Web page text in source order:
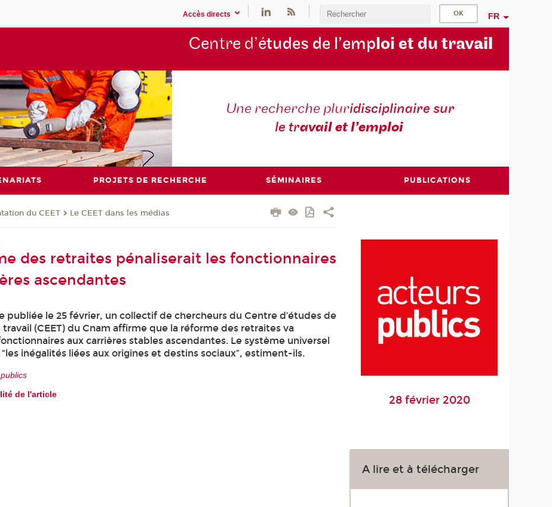
Accès directs FR
Centre d’études de l’emploi et du travail
Une recherche pluridisciplinaire sur
le travail et l’emploi
PROJETS DE RECHERCHE SÉMINAIRES PUBLICATIONS
du CEET Le CEET dans les médias
des retraites pénaliserait les fonctionnaires
ascendantes
publiée le 25 février, un collectif de chercheurs du Centre d’études de
travail (CEET) du Cnam affirme que la réforme des retraites va
aux carrières stables ascendantes. Le système universel
inégalités liées aux origines et destins sociaux”, estiment-ils.
de l'article 28 février 2020
A lire et à télécharger